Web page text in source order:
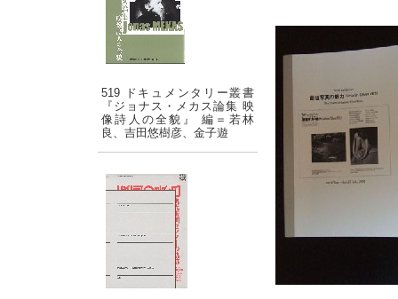
519 ドキュメンタリー叢書
『ジョナス・メカス論集 映
像詩人の全貌』 編＝若林
良、吉田悠樹彦、金子遊